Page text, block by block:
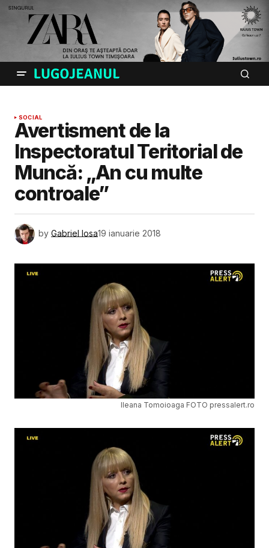
SOCIAL
Avertisment de la
Inspectoratul Teritorial de
Muncă: „An cu multe
controale”
by Gabriel Iosa19 ianuarie 2018
Ileana Tomoioaga FOTO pressalert.ro